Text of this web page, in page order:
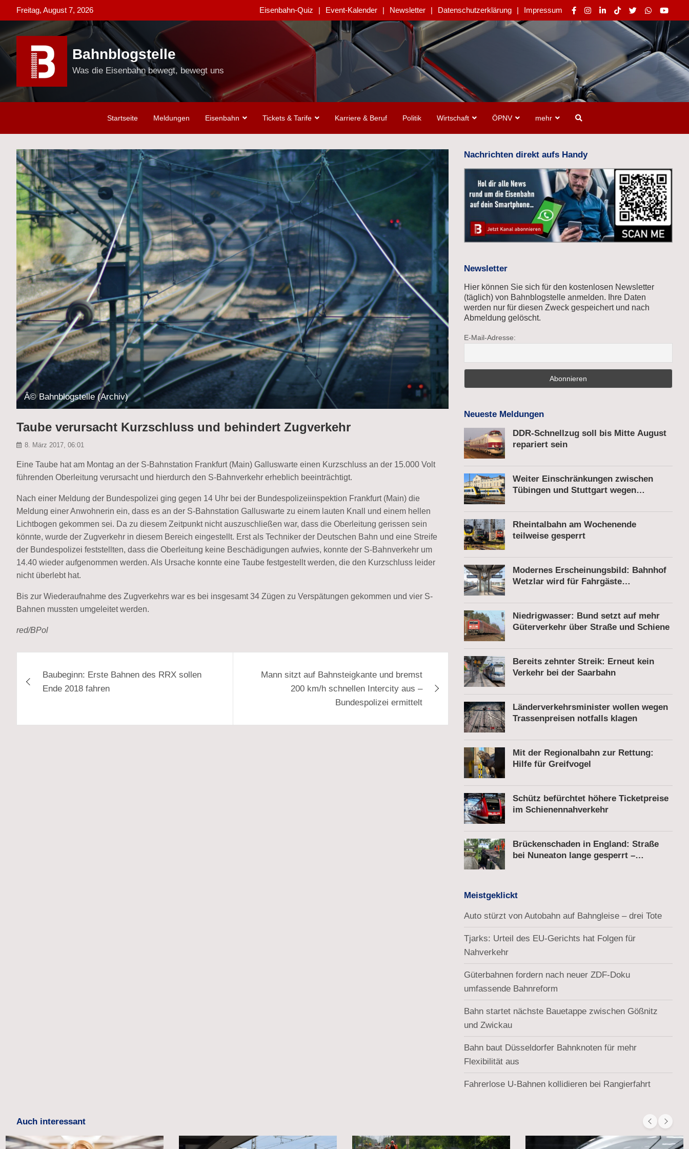
to
content
Freitag, August 7, 2026 Eisenbahn-Quiz Event-Kalender Newsletter Datenschutzerklärung Impressum
Bahnblogstelle
Was die Eisenbahn bewegt, bewegt uns
Startseite Meldungen Eisenbahn Tickets & Tarife Karriere & Beruf Politik Wirtschaft ÖPNV mehr
Â© Bahnblogstelle (Archiv)
Taube verursacht Kurzschluss und behindert Zugverkehr
8. März 2017, 06:01
Eine Taube hat am Montag an der S-Bahnstation Frankfurt (Main) Galluswarte einen Kurzschluss an der 15.000 Volt
führenden Oberleitung verursacht und hierdurch den S-Bahnverkehr erheblich beeinträchtigt.
Nach einer Meldung der Bundespolizei ging gegen 14 Uhr bei der Bundespolizeiinspektion Frankfurt (Main) die
Meldung einer Anwohnerin ein, dass es an der S-Bahnstation Galluswarte zu einem lauten Knall und einem hellen
Lichtbogen gekommen sei. Da zu diesem Zeitpunkt nicht auszuschließen war, dass die Oberleitung gerissen sein
könnte, wurde der Zugverkehr in diesem Bereich eingestellt. Erst als Techniker der Deutschen Bahn und eine Streife
der Bundespolizei feststellten, dass die Oberleitung keine Beschädigungen aufwies, konnte der S-Bahnverkehr um
14.40 wieder aufgenommen werden. Als Ursache konnte eine Taube festgestellt werden, die den Kurzschluss leider
nicht überlebt hat.
Bis zur Wiederaufnahme des Zugverkehrs war es bei insgesamt 34 Zügen zu Verspätungen gekommen und vier S-
Bahnen mussten umgeleitet werden.
red/BPol
Baubeginn: Erste Bahnen des RRX sollen
Ende 2018 fahren
Mann sitzt auf Bahnsteigkante und bremst
200 km/h schnellen Intercity aus –
Bundespolizei ermittelt
Nachrichten direkt aufs Handy
Newsletter
Hier können Sie sich für den kostenlosen Newsletter
(täglich) von Bahnblogstelle anmelden. Ihre Daten
werden nur für diesen Zweck gespeichert und nach
Abmeldung gelöscht.
E-Mail-Adresse:
Neueste Meldungen
DDR-Schnellzug soll bis Mitte August
repariert sein
Weiter Einschränkungen zwischen
Tübingen und Stuttgart wegen
Rheintalbahn am Wochenende
teilweise gesperrt
Modernes Erscheinungsbild: Bahnhof
Wetzlar wird für Fahrgäste
Niedrigwasser: Bund setzt auf mehr
Güterverkehr über Straße und Schiene
Bereits zehnter Streik: Erneut kein
Verkehr bei der Saarbahn
Länderverkehrsminister wollen wegen
Trassenpreisen notfalls klagen
Mit der Regionalbahn zur Rettung:
Hilfe für Greifvogel
Schütz befürchtet höhere Ticketpreise
im Schienennahverkehr
Brückenschaden in England: Straße
bei Nuneaton lange gesperrt –
Meistgeklickt
Auto stürzt von Autobahn auf Bahngleise – drei Tote
Tjarks: Urteil des EU-Gerichts hat Folgen für
Nahverkehr
Güterbahnen fordern nach neuer ZDF-Doku
umfassende Bahnreform
Bahn startet nächste Bauetappe zwischen Gößnitz
und Zwickau
Bahn baut Düsseldorfer Bahnknoten für mehr
Flexibilität aus
Fahrerlose U-Bahnen kollidieren bei Rangierfahrt
Auch interessant